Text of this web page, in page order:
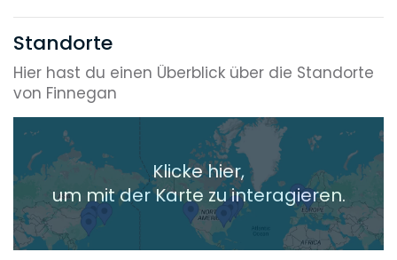
Standorte
Hier hast du einen Überblick über die Standorte
von Finnegan
Klicke hier,
um mit der Karte zu interagieren.